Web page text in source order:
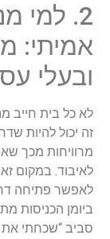
2. למי
אמיתי:
ובעלי
לא כל בית חייב
זה יכול להיות
מרוויחות מכך
לאיבוד. במקום
לאפשר פתיחה
ביומן הכניסות
סביב “שכחתי